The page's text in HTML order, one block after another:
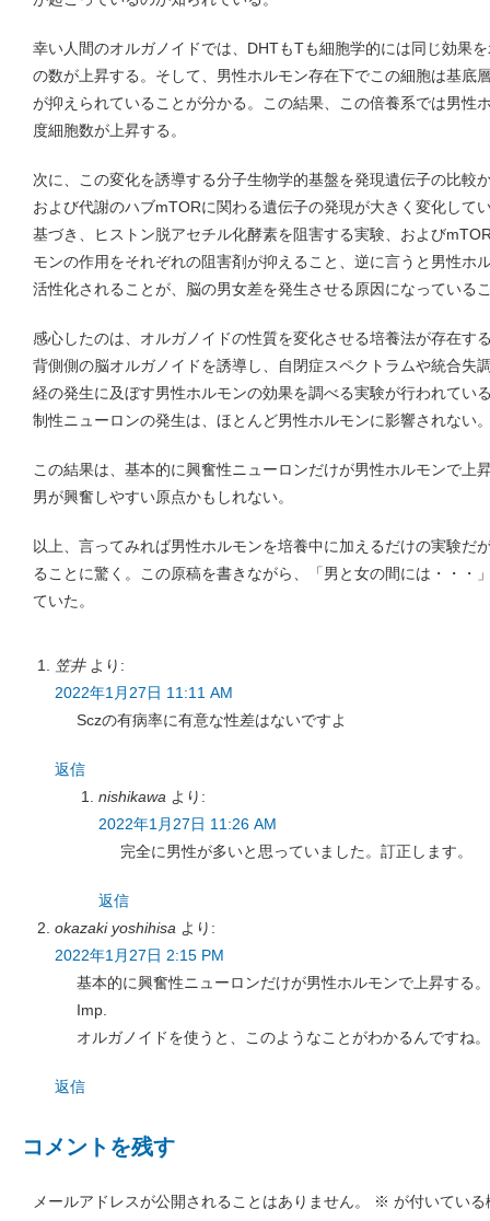
幸い人間のオルガノイドでは、DHTもTも細胞学的には同じ効果
の数が上昇する。そして、男性ホルモン存在下でこの細胞は基底
が抑えられていることが分かる。この結果、この倍養系では男性
度細胞数が上昇する。
次に、この変化を誘導する分子生物学的基盤を発現遺伝子の比較
および代謝のハブmTORに関わる遺伝子の発現が大きく変化して
基づき、ヒストン脱アセチル化酵素を阻害する実験、および
モンの作用をそれぞれの阻害剤が抑えること、逆に言うと男性ホ
活性化されることが、脳の男女差を発生させる原因になっている
感心したのは、オルガノイドの性質を変化させる培養法が存在す
背側側の脳オルガノイドを誘導し、自閉症スペクトラムや統合失
経の発生に及ぼす男性ホルモンの効果を調べる実験が行われてい
制性ニューロンの発生は、ほとんど男性ホルモンに影響されない
この結果は、基本的に興奮性ニューロンだけが男性ホルモンで上
男が興奮しやすい原点かもしれない。
以上、言ってみれば男性ホルモンを培養中に加えるだけの実験だ
ることに驚く。この原稿を書きながら、「男と女の間には・・・
ていた。
笠井 より:
2022年1月27日 11:11 AM
Sczの有病率に有意な性差はないですよ
返信
nishikawa より:
2022年1月27日 11:26 AM
完全に男性が多いと思っていました。訂正します。
返信
okazaki yoshihisa より:
2022年1月27日 2:15 PM
基本的に興奮性ニューロンだけが男性ホルモンで上昇する。
Imp.
オルガノイドを使うと、このようなことがわかるんですね。
返信
コメントを残す
メールアドレスが公開されることはありません。 ※ が付いてい